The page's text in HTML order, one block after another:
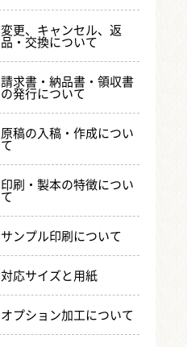
変更、キャンセル、返
品・交換について
請求書・納品書・領収書
の発行について
原稿の入稿・作成につい
て
印刷・製本の特徴につい
て
サンプル印刷について
対応サイズと用紙
オプション加工について